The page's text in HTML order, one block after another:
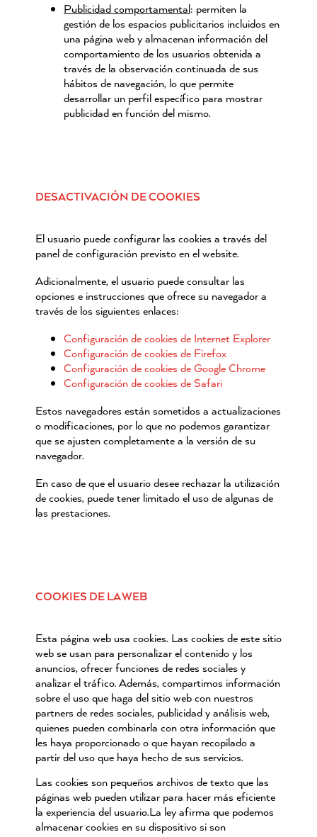
Publicidad comportamental: permiten la
gestión de los espacios publicitarios incluidos en
una página web y almacenan información del
comportamiento de los usuarios obtenida a
través de la observación continuada de sus
hábitos de navegación, lo que permite
desarrollar un perfil específico para mostrar
publicidad en función del mismo.
DESACTIVACIÓN DE COOKIES
El usuario puede configurar las cookies a través del
panel de configuración previsto en el website.
Adicionalmente, el usuario puede consultar las
opciones e instrucciones que ofrece su navegador a
través de los siguientes enlaces:
Configuración de cookies de Internet Explorer
Configuración de cookies de Firefox
Configuración de cookies de Google Chrome
Configuración de cookies de Safari
Estos navegadores están sometidos a actualizaciones
o modificaciones, por lo que no podemos garantizar
que se ajusten completamente a la versión de su
navegador.
En caso de que el usuario desee rechazar la utilización
de cookies, puede tener limitado el uso de algunas de
las prestaciones.
COOKIES DE LA WEB
Esta página web usa cookies. Las cookies de este sitio
web se usan para personalizar el contenido y los
anuncios, ofrecer funciones de redes sociales y
analizar el tráfico. Además, compartimos información
sobre el uso que haga del sitio web con nuestros
partners de redes sociales, publicidad y análisis web,
quienes pueden combinarla con otra información que
les haya proporcionado o que hayan recopilado a
partir del uso que haya hecho de sus servicios.
Las cookies son pequeños archivos de texto que las
páginas web pueden utilizar para hacer más eficiente
la experiencia del usuario.La ley afirma que podemos
almacenar cookies en su dispositivo si son